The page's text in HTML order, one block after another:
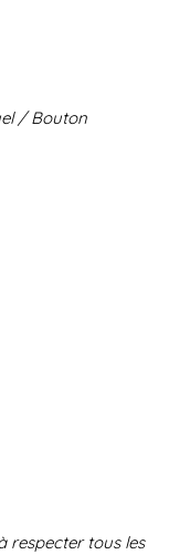
/ Bouton
respecter tous les